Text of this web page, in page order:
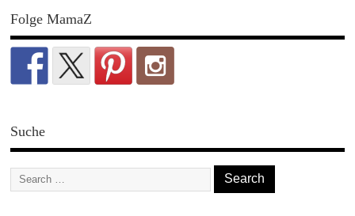
Folge MamaZ
Suche